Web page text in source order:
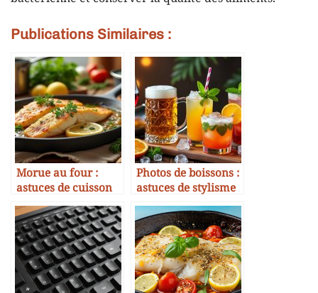
Publications Similaires :
Morue au four :
astuces de cuisson
parfaite
Photos de boissons :
astuces de stylisme
culinaire